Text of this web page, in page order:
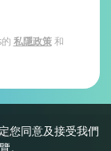
您同意及接受我們
。
私隱政策和
則